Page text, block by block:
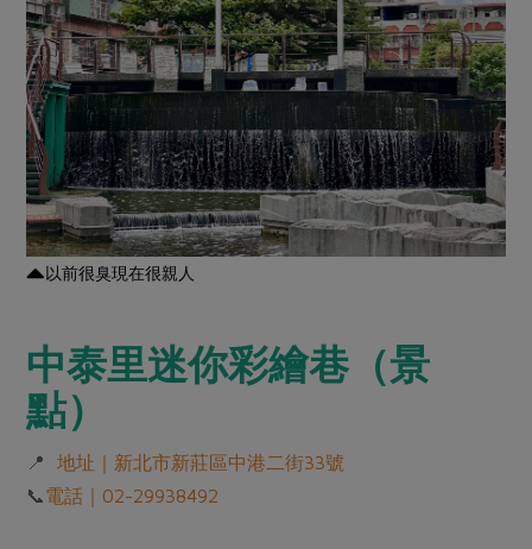
以前很臭現在很親人
中泰里迷你彩繪巷（景
點）
📍地址｜新北市新莊區中港二街33號
📞電話｜02-29938492